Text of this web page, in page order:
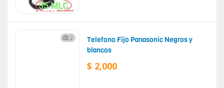
2
Telefono Fijo Panasonic Negros y
blancos
$ 2,000